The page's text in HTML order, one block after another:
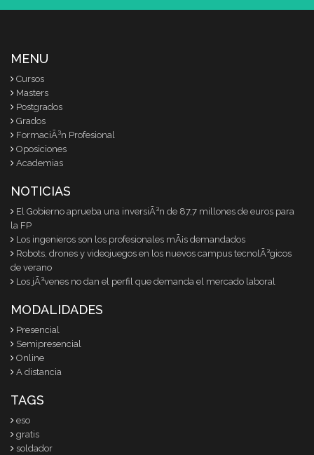
MENU
Cursos
Masters
Postgrados
Grados
FormaciÃ³n Profesional
Oposiciones
Academias
NOTICIAS
El Gobierno aprueba una inversiÃ³n de 87,7 millones de euros para
la FP
Los ingenieros son los profesionales mÃ¡s demandados
Robots, drones y videojuegos en los nuevos campus tecnolÃ³gicos
de verano
Los jÃ³venes no dan el perfil que demanda el mercado laboral
MODALIDADES
Presencial
Semipresencial
Online
A distancia
TAGS
eso
gratis
soldador